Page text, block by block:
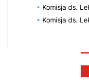
Komisja ds.
Komisja ds.